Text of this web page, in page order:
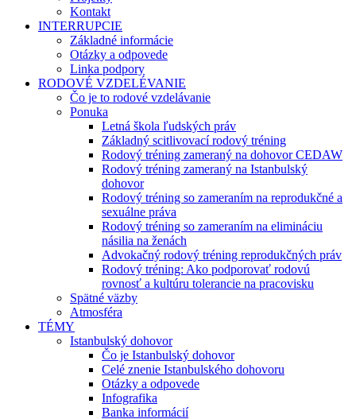
Kontakt
INTERRUPCIE
Základné informácie
Otázky a odpovede
Linka podpory
RODOVÉ VZDELÉVANIE
Čo je to rodové vzdelávanie
Ponuka
Letná škola ľudských práv
Základný scitlivovací rodový tréning
Rodový tréning zameraný na dohovor CEDAW
Rodový tréning zameraný na Istanbulský
dohovor
Rodový tréning so zameraním na reprodukčné a
sexuálne práva
Rodový tréning so zameraním na elimináciu
násilia na ženách
Advokačný rodový tréning reprodukčných práv
Rodový tréning: Ako podporovať rodovú
rovnosť a kultúru tolerancie na pracovisku
Spätné väzby
Atmosféra
TÉMY
Istanbulský dohovor
Čo je Istanbulský dohovor
Celé znenie Istanbulského dohovoru
Otázky a odpovede
Infografika
Banka informácií